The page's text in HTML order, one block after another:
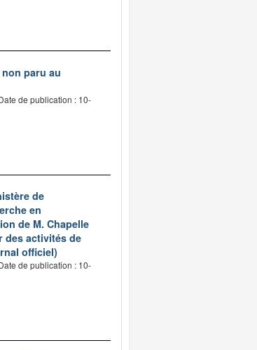
paru au
de publication : 10-
de
en
de M. Chapelle
des activités de
officiel)
de publication : 10-